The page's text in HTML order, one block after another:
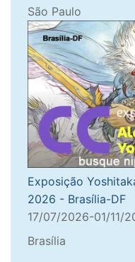
São Paulo
Exposição
2026 - Brasília-DF
17/07/2026-01/11/
Brasília